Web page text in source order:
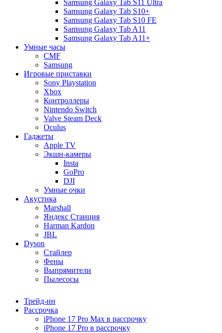
Samsung Galaxy Tab S11 Ultra
Samsung Galaxy Tab S10+
Samsung Galaxy Tab S10 FE
Samsung Galaxy Tab A11
Samsung Galaxy Tab A11+
Умные часы
CMF
Samsung
Игровые приставки
Sony Playstation
Xbox
Контроллеры
Nintendo Switch
Valve Steam Deck
Oculus
Гаджеты
Apple TV
Экшн-камеры
Insta
GoPro
DJI
Умные очки
Акустика
Marshall
Яндекс Станция
Harman Kardon
JBL
Dyson
Стайлер
Фены
Выпрямители
Пылесосы
Трейд-ин
Рассрочка
iPhone 17 Pro Max в рассрочку
iPhone 17 Pro в рассрочку